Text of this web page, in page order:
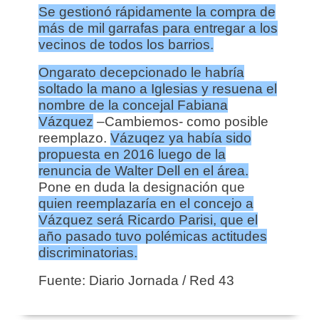
Se gestionó rápidamente la compra de
más de mil garrafas para entregar a los
vecinos de todos los barrios.
Ongarato decepcionado le habría
soltado la mano a Iglesias y resuena el
nombre de la concejal Fabiana
Vázquez –Cambiemos- como posible
reemplazo. Vázuqez ya había sido
propuesta en 2016 luego de la
renuncia de Walter Dell en el área.
Pone en duda la designación que
quien reemplazaría en el concejo a
Vázquez será Ricardo Parisi, que el
año pasado tuvo polémicas actitudes
discriminatorias.
Fuente: Diario Jornada / Red 43